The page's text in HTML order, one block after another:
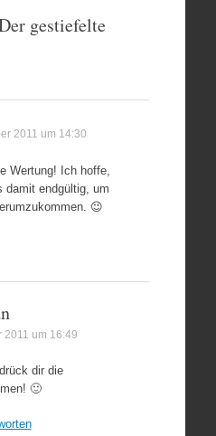
gestiefelte
2011 um 14:30
Wertung! Ich hoffe,
damit endgültig, um
😉
2011 um 16:49
dir die
🙂